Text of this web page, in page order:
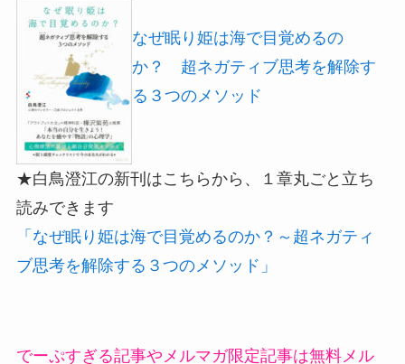
なぜ眠り姫は海で目覚めるの
か？ 超ネガティブ思考を解除す
る３つのメソッド
★白鳥澄江の新刊はこちらから、１章丸ごと立ち
読みできます
「なぜ眠り姫は海で目覚めるのか？～超ネガティ
ブ思考を解除する３つのメソッド」
でーぷすぎる記事やメルマガ限定記事は無料メル